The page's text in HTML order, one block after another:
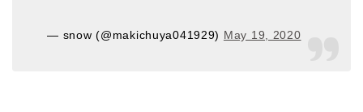
— snow (@makichuya041929) May 19, 2020